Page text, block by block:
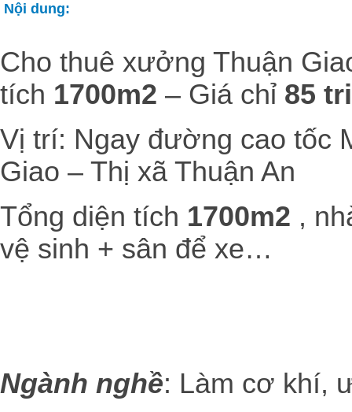
Nội dung:
Cho thuê xưởng Thuận
tích 1700m2 – Giá chỉ 85
Vị trí: Ngay đường cao tốc
Giao – Thị xã Thuận An
Tổng diện tích 1700m2 ,
vệ sinh + sân để xe…
Ngành nghề: Làm cơ khí,